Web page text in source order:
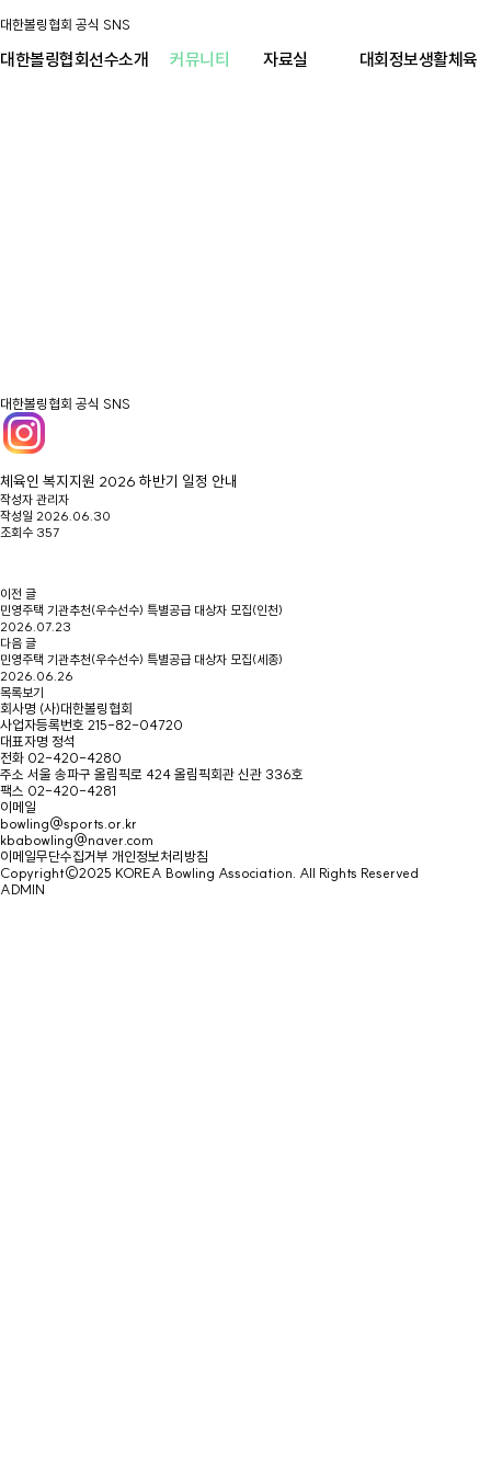
대한볼링협회 공식 SNS
대한볼링협회선수소개 커뮤니티 자료실 대회정보생활체육
대한볼링협회 공식 SNS
체육인 복지지원 2026 하반기 일정 안내
작성자 관리자
작성일 2026.06.30
조회수 357
이전 글
민영주택 기관추천(우수선수) 특별공급 대상자 모집(인천)
2026.07.23
다음 글
민영주택 기관추천(우수선수) 특별공급 대상자 모집(세종)
2026.06.26
목록보기
회사명 (사)대한볼링협회
사업자등록번호 215-82-04720
대표자명 정석
전화 02-420-4280
주소 서울 송파구 올림픽로 424 올림픽회관 신관 336호
팩스 02-420-4281
이메일
bowling@sports.or.kr
kbabowling@naver.com
이메일무단수집거부 개인정보처리방침
Copyright©2025 KOREA Bowling Association. All Rights Reserved
ADMIN